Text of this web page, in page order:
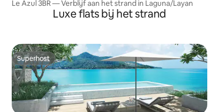
Le Azul 3BR — Verblijf aan het strand in Laguna/Layan
Luxe flats bij het strand
Superhost
Superhost